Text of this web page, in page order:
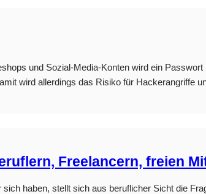
und Sozial-Media-Konten wird ein
wird allerdings das Risiko für Hackerangriffe
Freelancern, freien
haben, stellt sich aus beruflicher Sicht die